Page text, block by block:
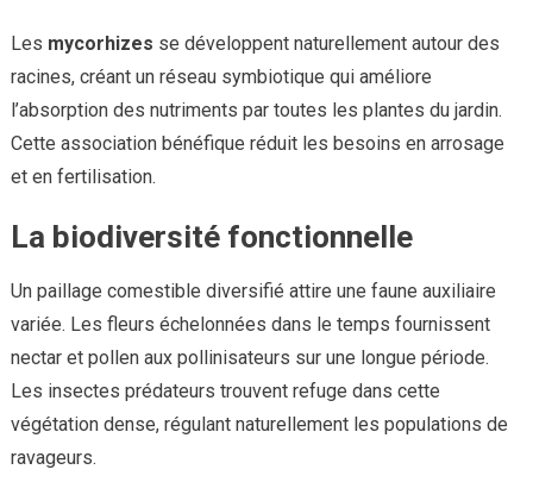
Les mycorhizes se développent naturellement autour des
racines, créant un réseau symbiotique qui améliore
l’absorption des nutriments par toutes les plantes du jardin.
Cette association bénéfique réduit les besoins en arrosage
et en fertilisation.
La biodiversité fonctionnelle
Un paillage comestible diversifié attire une faune auxiliaire
variée. Les fleurs échelonnées dans le temps fournissent
nectar et pollen aux pollinisateurs sur une longue période.
Les insectes prédateurs trouvent refuge dans cette
végétation dense, régulant naturellement les populations de
ravageurs.